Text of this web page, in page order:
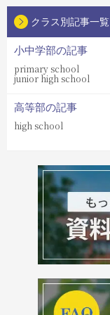
クラス別記事一覧
小中学部の記事
primary school
junior high school
高等部の記事
high school